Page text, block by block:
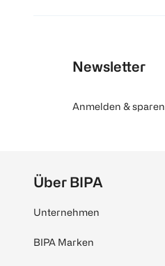
Newsletter
Anmelden & sparen
Über BIPA
Unternehmen
BIPA Marken